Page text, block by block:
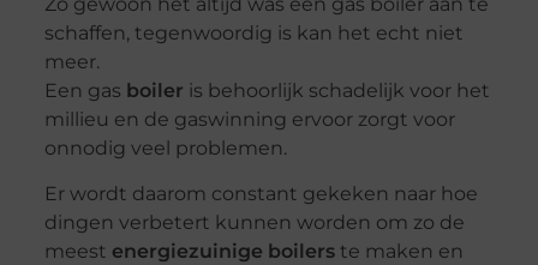
schaffen, tegenwoordig is kan het echt niet
meer.
Een gas boiler is behoorlijk schadelijk voor het
millieu en de gaswinning ervoor zorgt voor
onnodig veel problemen.
Er wordt daarom constant gekeken naar hoe
dingen verbetert kunnen worden om zo de
meest energiezuinige boilerste maken en